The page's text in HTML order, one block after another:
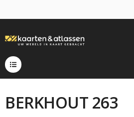
BERKHOUT 263